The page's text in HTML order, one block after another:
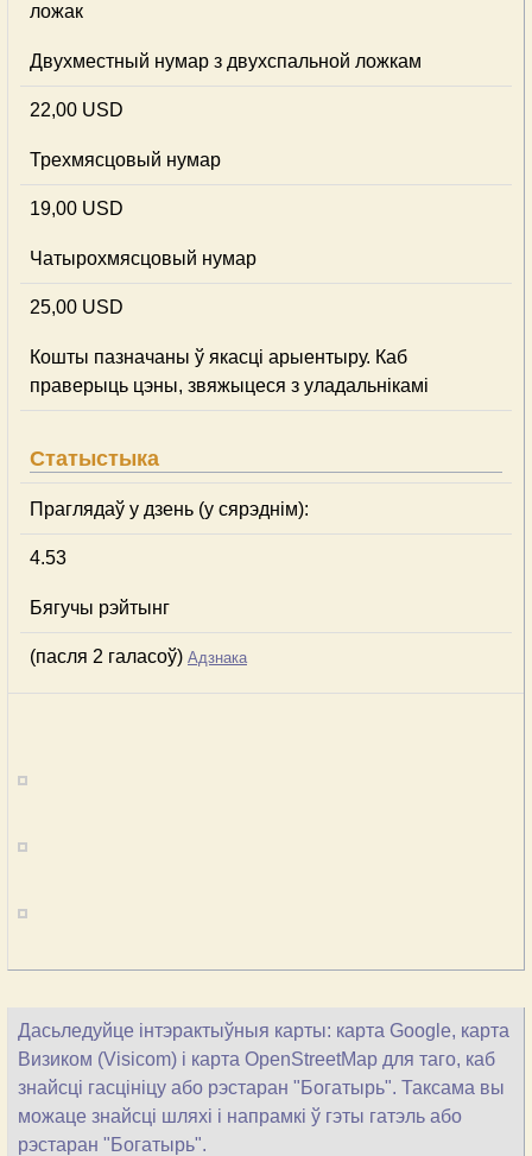
ложак
Двухместный нумар з двухспальной ложкам
22,00 USD
Трехмясцовый нумар
19,00 USD
Чатырохмясцовый нумар
25,00 USD
Кошты пазначаны ў якасці арыентыру. Каб
праверыць цэны, звяжыцеся з уладальнікамі
Статыстыка
Праглядаў у дзень (у сярэднім):
4.53
Бягучы рэйтынг
(пасля 2 галасоў) Адзнака
Дасьледуйце інтэрактыўныя карты: карта Google, карта
Визиком (Visicom) і карта OpenStreetMap для таго, каб
знайсці гасцініцу або рэстаран "Богатырь". Таксама вы
можаце знайсці шляхі і напрамкі ў гэты гатэль або
рэстаран "Богатырь".